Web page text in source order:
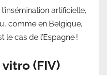
artificielle,
comme en Belgique,
le cas de l’Espagne !
(FIV)